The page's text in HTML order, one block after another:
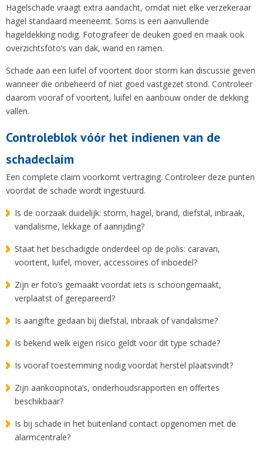
Hagelschade vraagt extra aandacht, omdat niet elke verzekeraar
hagel standaard meeneemt. Soms is een aanvullende
hageldekking nodig. Fotografeer de deuken goed en maak ook
overzichtsfoto’s van dak, wand en ramen.
Schade aan een luifel of voortent door storm kan discussie geven
wanneer die onbeheerd of niet goed vastgezet stond. Controleer
daarom vooraf of voortent, luifel en aanbouw onder de dekking
vallen.
Controleblok vóór het indienen van de
schadeclaim
Een complete claim voorkomt vertraging. Controleer deze punten
voordat de schade wordt ingestuurd.
Is de oorzaak duidelijk: storm, hagel, brand, diefstal, inbraak,
vandalisme, lekkage of aanrijding?
Staat het beschadigde onderdeel op de polis: caravan,
voortent, luifel, mover, accessoires of inboedel?
Zijn er foto’s gemaakt voordat iets is schoongemaakt,
verplaatst of gerepareerd?
Is aangifte gedaan bij diefstal, inbraak of vandalisme?
Is bekend welk eigen risico geldt voor dit type schade?
Is vooraf toestemming nodig voordat herstel plaatsvindt?
Zijn aankoopnota’s, onderhoudsrapporten en offertes
beschikbaar?
Is bij schade in het buitenland contact opgenomen met de
alarmcentrale?